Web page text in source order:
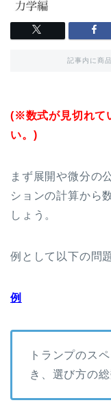
記事内に商
(※数式が見切れて
い。)
まず展開や微分の
ションの計算から
しょう。
例として以下の問
例
トランプのス
き、選び方の